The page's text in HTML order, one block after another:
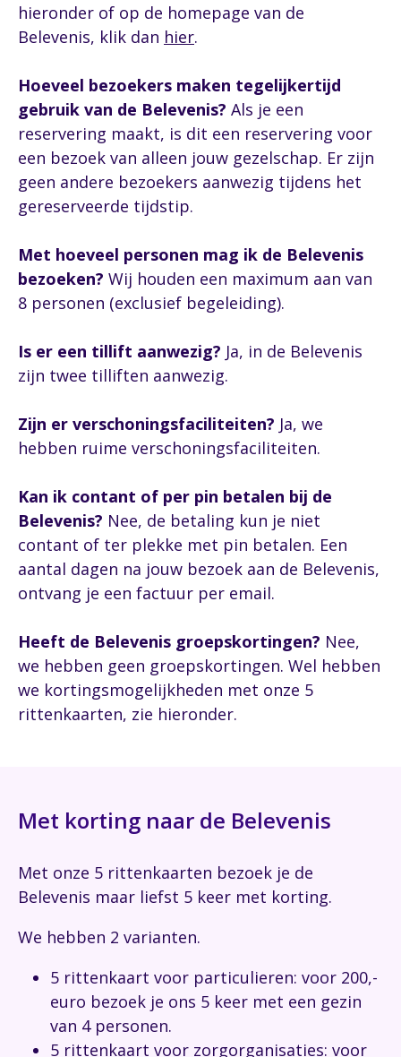
hieronder of op de homepage van de
Belevenis, klik dan hier.
Hoeveel bezoekers maken tegelijkertijd
gebruik van de Belevenis? Als je een
reservering maakt, is dit een reservering voor
een bezoek van alleen jouw gezelschap. Er zijn
geen andere bezoekers aanwezig tijdens het
gereserveerde tijdstip.
Met hoeveel personen mag ik de Belevenis
bezoeken? Wij houden een maximum aan van
8 personen (exclusief begeleiding).
Is er een tillift aanwezig? Ja, in de Belevenis
zijn twee tilliften aanwezig.
Zijn er verschoningsfaciliteiten? Ja, we
hebben ruime verschoningsfaciliteiten.
Kan ik contant of per pin betalen bij de
Belevenis? Nee, de betaling kun je niet
contant of ter plekke met pin betalen. Een
aantal dagen na jouw bezoek aan de Belevenis,
ontvang je een factuur per email.
Heeft de Belevenis groepskortingen? Nee,
we hebben geen groepskortingen. Wel hebben
we kortingsmogelijkheden met onze 5
rittenkaarten, zie hieronder.
Met korting naar de Belevenis
Met onze 5 rittenkaarten bezoek je de
Belevenis maar liefst 5 keer met korting.
We hebben 2 varianten.
5 rittenkaart voor particulieren: voor 200,-
euro bezoek je ons 5 keer met een gezin
van 4 personen.
5 rittenkaart voor zorgorganisaties: voor